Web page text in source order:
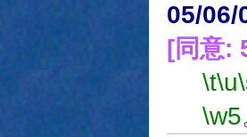
05/06/
[同意:
\t\u
\w5